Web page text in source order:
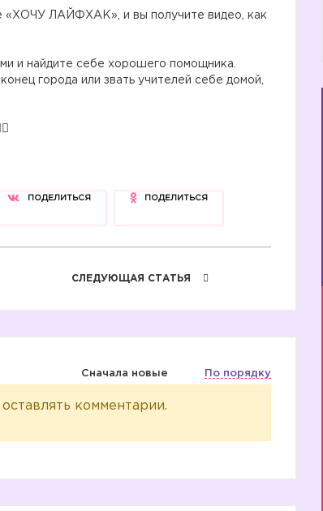
«ХОЧУ ЛАЙФХАК», и вы получите видео, как
и найдите себе хорошего помощника.
города или звать учителей себе домой,
ПОДЕЛИТЬСЯ ПОДЕЛИТЬСЯ
СЛЕДУЮЩАЯ СТАТЬЯ
Сначала новые По порядку
комментарии.